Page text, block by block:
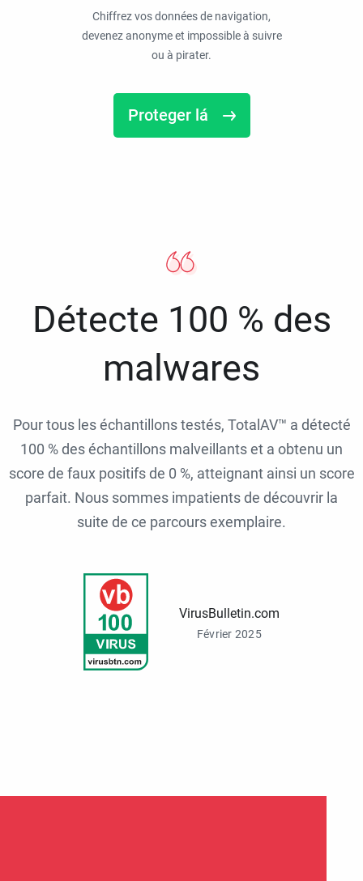
Chiffrez vos données de navigation,
devenez anonyme et impossible à suivre
ou à pirater.
Proteger lá
Détecte 100 % des
malwares
Pour tous les échantillons testés, TotalAV™ a détecté
100 % des échantillons malveillants et a obtenu un
score de faux positifs de 0 %, atteignant ainsi un score
parfait. Nous sommes impatients de découvrir la
suite de ce parcours exemplaire.
VirusBulletin.com
Février 2025